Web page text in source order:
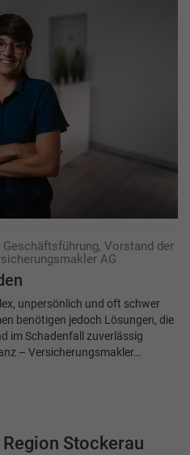
Vorstand der
AG
unpersönlich und oft schwer
benötigen jedoch Lösungen, die
im Schadenfall zuverlässig
– Versicherungsmakler…
Stockerau